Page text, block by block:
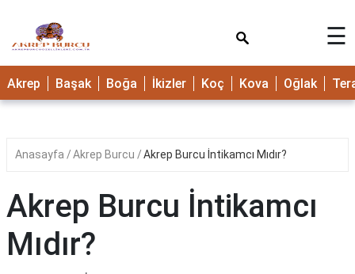
☰
Akrep Başak Boğa İkizler Koç Kova Oğlak
Anasayfa Akrep Burcu Akrep Burcu İntikamcı Mıdır?
Akrep Burcu İntikamcı
Mıdır?